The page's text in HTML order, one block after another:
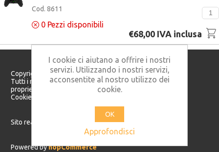
Cod. 8611
0 Pezzi disponibili
€68,00 IVA inclusa
Copyright © 2026 Printt S.r.l. - P. IVA: 05982160821
Tutti i marchi citati in questo sito appartengono ai rispettivi
proprietari.
Cookie Policy
Sito realizzato da
Powered bynopCommerce
I cookie ci aiutano a offrire i nostri
servizi. Utilizzando i nostri servizi,
acconsentite al nostro utilizzo dei
cookie.
OK
Approfondisci